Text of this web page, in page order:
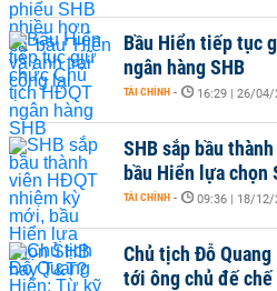
Bầu Hiển tiếp tục
ngân hàng SHB
TÀI CHÍNH - 16:29 | 26/04/
SHB sắp bầu
bầu Hiển lựa chọn
TÀI CHÍNH - 09:36 | 18/12/
Chủ tịch Đỗ
tới ông chủ đế chế